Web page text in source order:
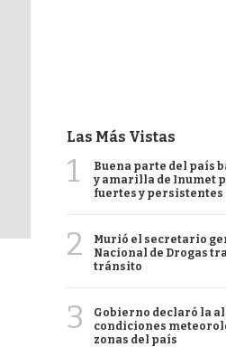
Las Más Vistas
1
Buena parte del país
y amarilla de Inumet
fuertes y persistentes
2
Murió el secretario
Nacional de Drogas
tránsito
3
Gobierno declaró la
condiciones
zonas del país